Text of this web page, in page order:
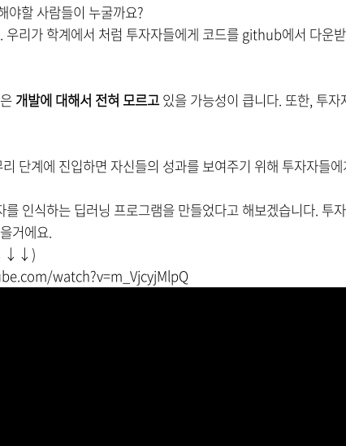
야할 사람들이 누굴까요?
우리가 학계에서 처럼 투자자들에게 코드를 github에서 다운
개발에 대해서 전혀 모르고있을 가능성이 큽니다. 또한, 투자
단계에 진입하면 자신들의 성과를 보여주기 위해 투자자들에
를 인식하는 딥러닝 프로그램을 만들었다고 해보겠습니다. 투
거에요.
↓ ↓)
watch?v=m_VjcyjMlpQ